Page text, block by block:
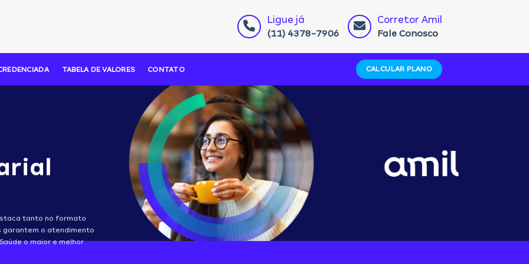
Ligue já
(11) 4378-7906
Corretor Amil
Fale Conosco
TABELA DE VALORES CONTATO CALCULAR PLANO
tanto no formato
garantem o atendimento
o maior e melhor